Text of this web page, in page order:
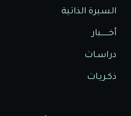
السيرة الذاتية
أخــــــبار
دراسـات
ذكـريـات